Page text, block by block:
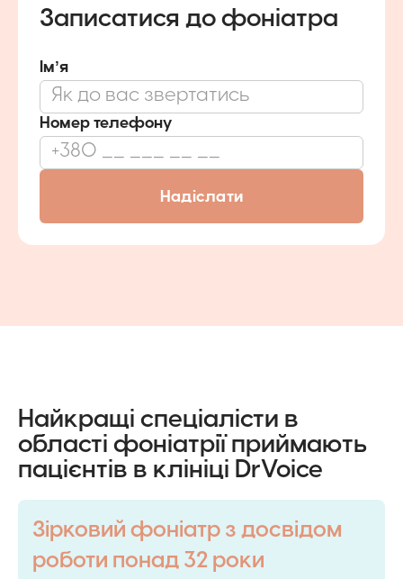
Записатися до фоніатра
Імʼя
Номер телефону
Найкращі спеціалісти в
області фоніатрії приймають
пацієнтів в клініці DrVoice
Зірковий фоніатр з досвідом
роботи понад 32 роки